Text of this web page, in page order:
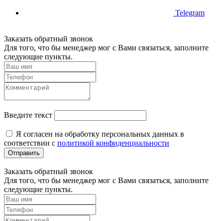
Telegram
Заказать обратный звонок
Для того, что бы менеджер мог с Вами связаться, заполните
следующие пункты.
Введите текст
Я согласен на обработку персональных данных в
соответствии с политикой конфиденциальности
Отправить
Заказать обратный звонок
Для того, что бы менеджер мог с Вами связаться, заполните
следующие пункты.